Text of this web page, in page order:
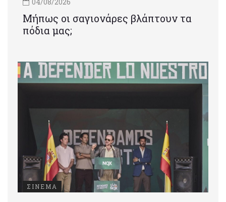
Μήπως οι σαγιονάρες βλάπτουν τα
πόδια μας;
ΣΙΝΕΜΑ